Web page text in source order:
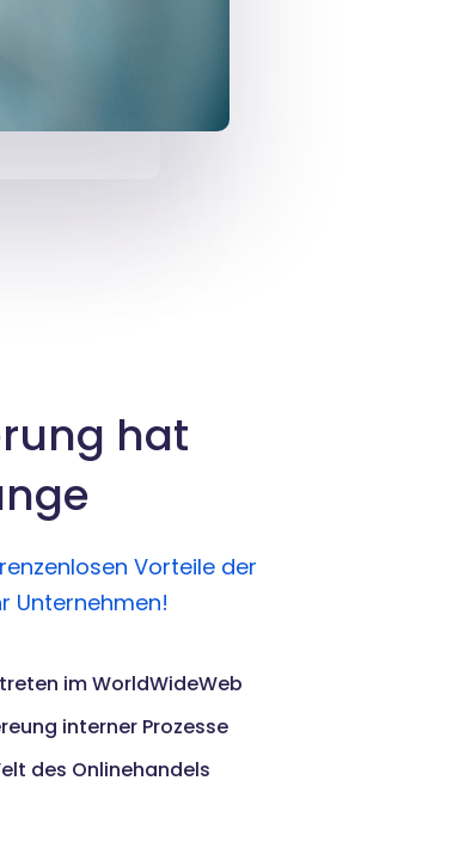
hat
Vorteile der
Unternehmen!
im WorldWideWeb
interner Prozesse
des Onlinehandels